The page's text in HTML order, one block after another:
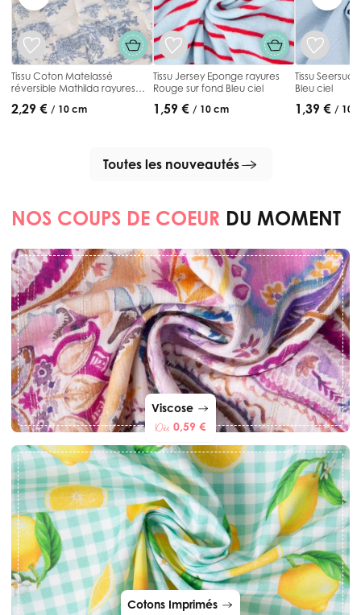
Tissu Coton Matelassé
réversible Mathilda rayures
2,29 € / 10 cm
Tissu Jersey Eponge rayures
Rouge sur fond Bleu ciel
1,59 € / 10 cm
Tissu
Bleu ciel
1,39 € / 10
Toutes les nouveautés
NOS COUPS DE COEUR DU MOMENT
Viscose
Dès 0,59 €
Cotons Imprimés